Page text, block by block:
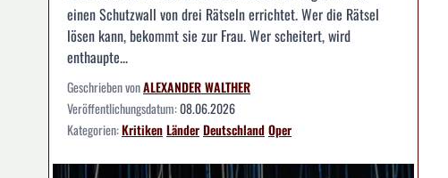
einen Schutzwall von drei Rätseln errichtet. Wer die Rätsel
lösen kann, bekommt sie zur Frau. Wer scheitert, wird
enthaupte...
Geschrieben vonALEXANDER WALTHER
Veröffentlichungsdatum:08.06.2026
Kategorien:KritikenLänderDeutschlandOper